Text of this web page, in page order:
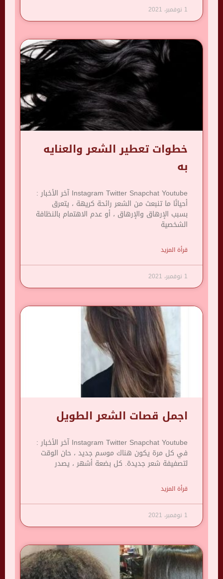
1 نوفمبر، 2021
خطوات تعطير الشعر والعنايه
به
Instagram Twitter Snapchat Youtube آخر الأخبار :
أحيانًا ما تنبعث من الشعر رائحة كريهة ، يتعرق
بسبب الإرهاق والإرهاق ، أو عدم الاهتمام بالنظافة
الشخصية
قرأة المزيد
1 نوفمبر، 2021
اجمل قصات الشعر الطويل
Instagram Twitter Snapchat Youtube آخر الأخبار :
في كل مرة يكون هناك موسم جديد ، حان الوقت
لتصفيفة شعر جديدة. كل بضعة أشهر ، يصدر
قرأة المزيد
1 نوفمبر، 2021